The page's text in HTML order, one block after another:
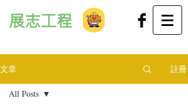
展志工程
文章 註冊
All Posts